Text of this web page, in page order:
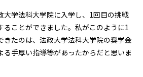
大学法科大学院に入学し、1回目の挑戦
ることができました。私がこのように1
きたのは、法政大学法科大学院の奨学金
る手厚い指導等があったからだと思いま